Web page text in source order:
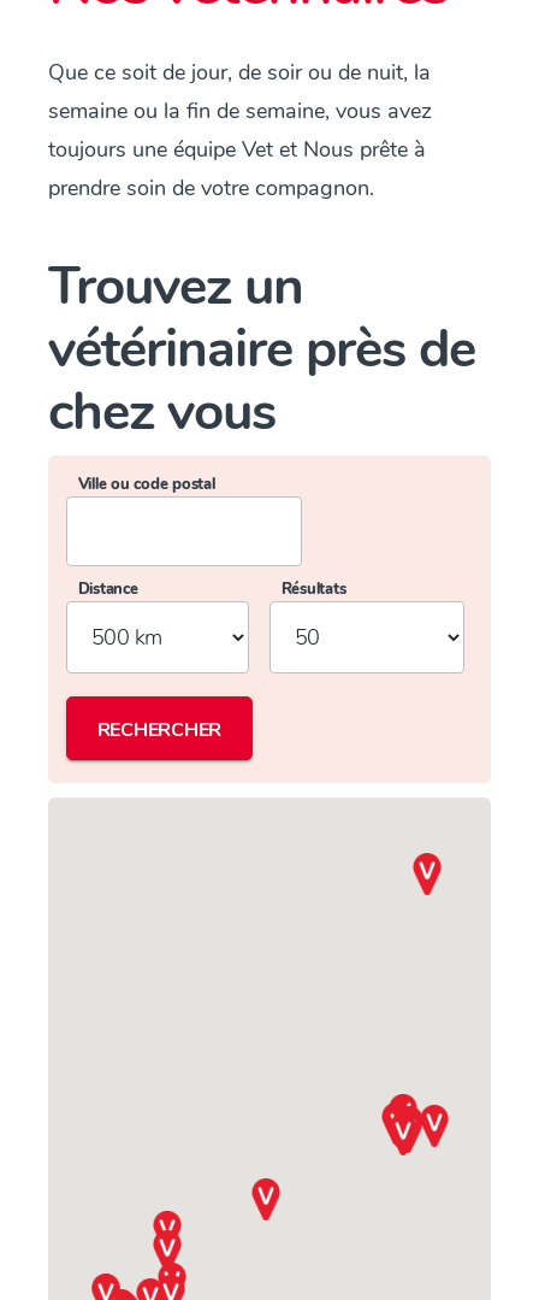
Que ce soit de jour, de soir ou de nuit, la
semaine ou la fin de semaine, vous avez
toujours une équipe Vet et Nous prête à
prendre soin de votre compagnon.
Trouvez un
vétérinaire près de
chez vous
Ville ou code postal
Distance Résultats